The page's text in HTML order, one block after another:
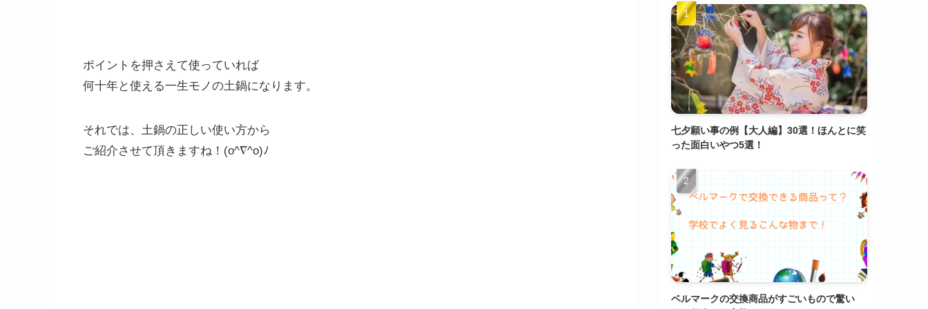
ポイントを押さえて使っていれば
何十年と使える一生モノの土鍋になります。
それでは、土鍋の正しい使い方から
ご紹介させて頂きますね！(o^∇^o)ﾉ
七夕願い事の例【大人編】30選！ほんとに笑
った面白いやつ5選！
ベルマークの交換商品がすごいもので驚い